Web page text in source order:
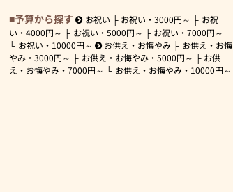
予算から探す お祝い お祝い・3000円～
お祝
い・ 4000円～ お祝い・ 5000円～ お祝い・7000円～
お祝い・ 10000円～ お供え・お悔やみ
お供え・お悔
やみ・ 3000円～ お供え・お悔やみ・ 5000円～
お供
え・お悔やみ・ 7000円～ お供え・お悔やみ・ 10000円～